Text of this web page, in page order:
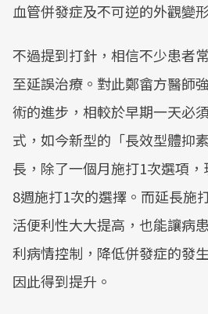
血管併發症及不可逆的外觀變
不過提到打針，相信不少患者
至延誤治療。對此鄭畲方醫師
術的進步，相較於早期一天必
式，如今新型的「長效型體抑
長，除了一個月施打1次選項
8週施打1次的選擇。而延長施
活便利性大大提高，也能讓病
利病情控制，降低併發症的發
因此得到提升。